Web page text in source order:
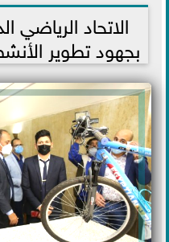
2021-10-15 13:54:54الاتحاد
بجهود تطوير